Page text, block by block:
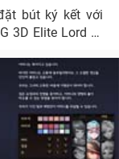
bút ký kết với
3D Elite Lord of